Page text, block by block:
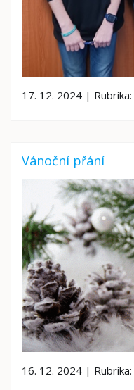
17. 12. 2024 | Rubrika:
Vánoční přání
16. 12. 2024 | Rubrika: